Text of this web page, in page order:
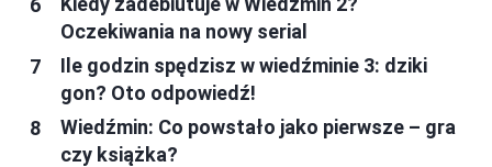
Oczekiwania na nowy serial
Ile godzin spędzisz w wiedźminie 3: dziki
gon? Oto odpowiedź!
Wiedźmin: Co powstało jako pierwsze – gra
czy książka?